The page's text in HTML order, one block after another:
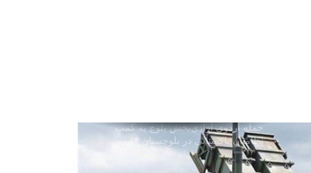
حمله اردوی آزادی‌بخش بلوچ به کمپ
نظامیان پاکستانی در بلوچستان